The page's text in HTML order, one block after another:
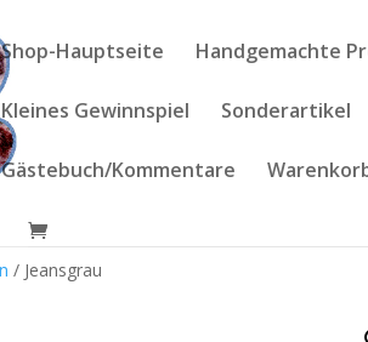
Shop-Hauptseite Handgemachte
Kleines Gewinnspiel Sonderartikel
Gästebuch/Kommentare
/ Jeansgrau